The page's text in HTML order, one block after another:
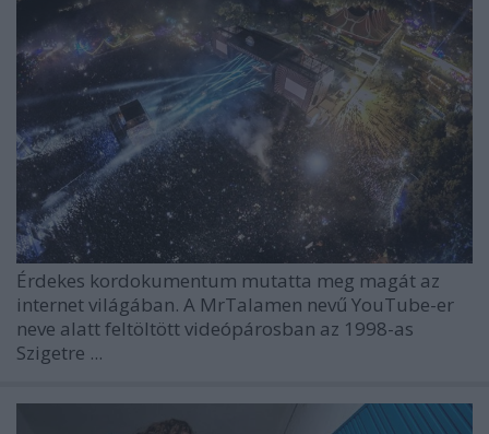
Érdekes kordokumentum mutatta meg magát az
internet világában. A MrTalamen nevű YouTube-er
neve alatt feltöltött videópárosban az 1998-as
Szigetre ...